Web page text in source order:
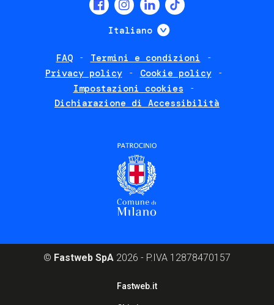
Italiano Mostra ulteriori
FAQ
Termini e condizioni
Privacy policy
Cookie policy
Impostazioni cookies
Dichiarazione di Accessibilità
© Fastweb SpA 2026 - P.IVA 12878470157
Fastweb.it